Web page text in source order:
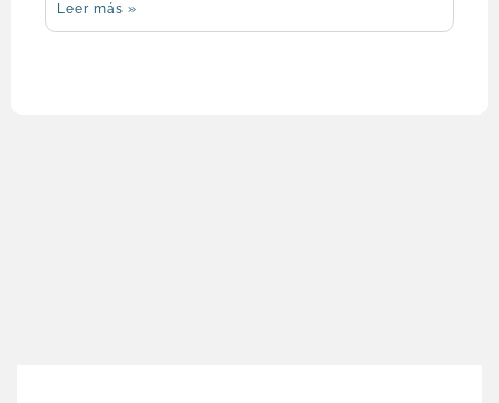
Leer más »